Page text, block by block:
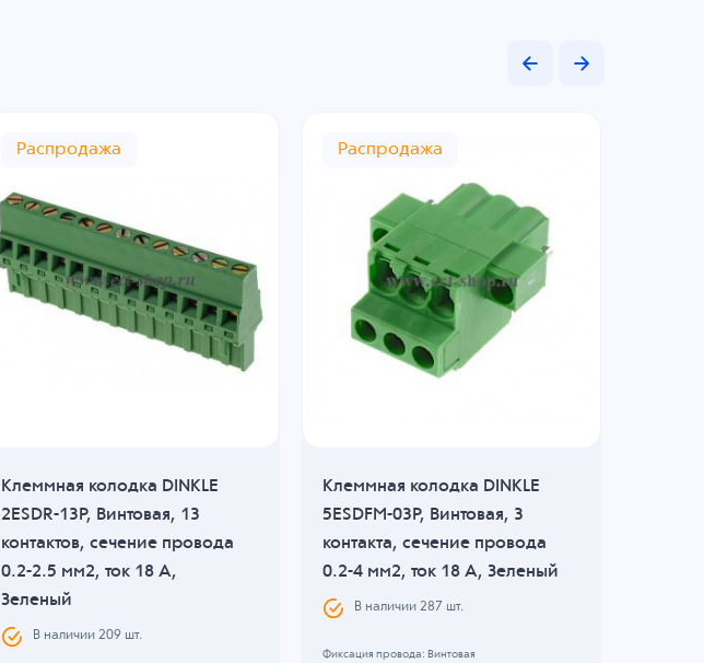
Распродажа
Клеммная колодка DINKLE
2ESDR-13P, Винтовая, 13
контактов, сечение провода
0.2-2.5 мм2, ток 18 A,
Зеленый
В наличии 209шт.
Распродажа
Клеммная колодка DINKLE
5ESDFM-03P, Винтовая, 3
контакта, сечение провода
0.2-4 мм2, ток 18 A, Зеленый
В наличии 287 шт.
Фиксация провода: Винтовая